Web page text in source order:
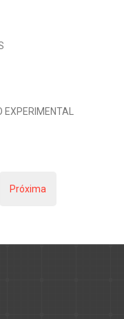
EXPERIMENTAL
Próxima